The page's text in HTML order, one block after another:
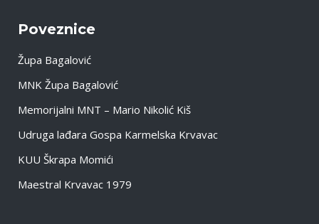
Poveznice
Župa Bagalović
MNK Župa Bagalović
Memorijalni MNT – Mario Nikolić Kiš
Udruga lađara Gospa Karmelska Krvavac
KUU Škrapa Momići
Maestral Krvavac 1979